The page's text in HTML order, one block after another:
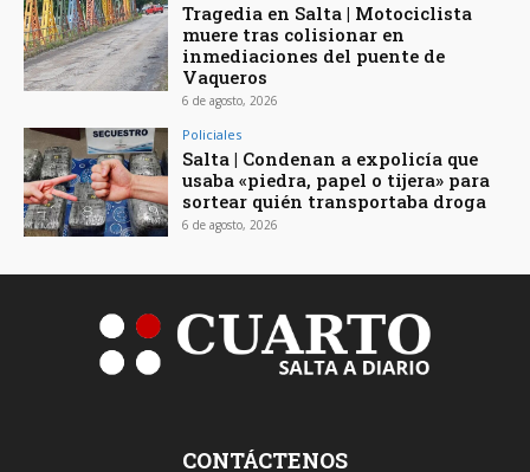
Tragedia en Salta | Motociclista
muere tras colisionar en
inmediaciones del puente de
Vaqueros
6 de agosto, 2026
Policiales
Salta | Condenan a expolicía que
usaba «piedra, papel o tijera» para
sortear quién transportaba droga
6 de agosto, 2026
CONTÁCTENOS